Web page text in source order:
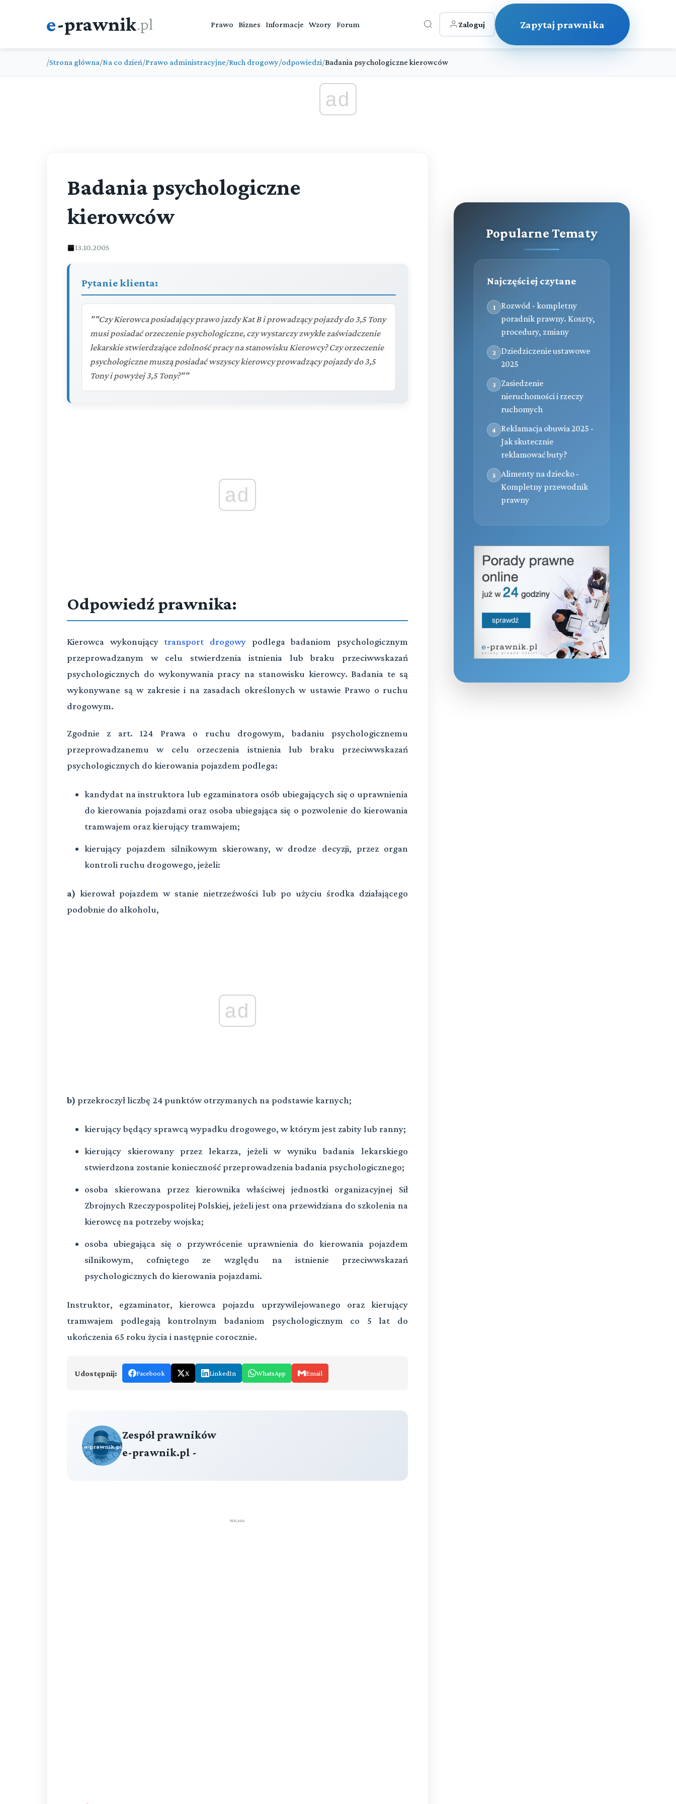
e-prawnik.pl Prawo Biznes Informacje Wzory Forum Zaloguj Zapytaj prawnika
/Strona główna/Na co dzień/Prawo administracyjne/Ruch drogowy/odpowiedzi/Badania psychologiczne kierowców
ad
Badania psychologiczne
kierowców
13.10.2005
Pytanie klienta:
""Czy Kierowca posiadający prawo jazdy Kat B i prowadzący pojazdy do 3,5 Tony
musi posiadać orzeczenie psychologiczne, czy wystarczy zwykłe zaświadczenie
lekarskie stwierdzające zdolność pracy na stanowisku Kierowcy? Czy orzeczenie
psychologiczne muszą posiadać wszyscy kierowcy prowadzący pojazdy do 3,5
Tony i powyżej 3,5 Tony?""
ad
Odpowiedź prawnika:
Kierowca wykonujący transport drogowy podlega badaniom psychologicznym
przeprowadzanym w celu stwierdzenia istnienia lub braku przeciwwskazań
psychologicznych do wykonywania pracy na stanowisku kierowcy. Badania te są
wykonywane są w zakresie i na zasadach określonych w ustawie Prawo o ruchu
drogowym.
Zgodnie z art.
124 Prawa o ruchu drogowym, badaniu psychologicznemu
przeprowadzanemu w celu orzeczenia istnienia lub braku przeciwwskazań
psychologicznych do kierowania pojazdem podlega:
kandydat na instruktora lub egzaminatora osób ubiegających się o uprawnienia
do kierowania pojazdami oraz osoba ubiegająca się o pozwolenie do kierowania
tramwajem oraz kierujący tramwajem;
kierujący pojazdem silnikowym skierowany, w drodze decyzji, przez organ
kontroli ruchu drogowego, jeżeli:
a) kierował pojazdem w stanie nietrzeźwości lub po użyciu środka działającego
podobnie do alkoholu,
ad
b) przekroczył liczbę 24 punktów otrzymanych na podstawie karnych;
kierujący będący sprawcą wypadku drogowego, w którym jest zabity lub ranny;
kierujący skierowany przez lekarza, jeżeli w wyniku badania lekarskiego
stwierdzona zostanie konieczność przeprowadzenia badania psychologicznego;
osoba skierowana przez kierownika właściwej jednostki organizacyjnej Sił
Zbrojnych Rzeczypospolitej Polskiej, jeżeli jest ona przewidziana do szkolenia na
kierowcę na potrzeby wojska;
osoba ubiegająca się o przywrócenie uprawnienia do kierowania pojazdem
silnikowym, cofniętego ze względu na istnienie przeciwwskazań
psychologicznych do kierowania pojazdami.
Instruktor, egzaminator, kierowca pojazdu uprzywilejowanego oraz kierujący
tramwajem podlegają kontrolnym badaniom psychologicznym co 5 lat do
ukończenia 65 roku życia i następnie corocznie.
Udostępnij: Facebook X LinkedIn WhatsApp Email
Zespół prawników
e-prawnik.pl -
REKLAMA
Popularne Tematy
Najczęściej czytane
1
Rozwód - kompletny
poradnik prawny. Koszty,
procedury, zmiany
2
Dziedziczenie ustawowe
2025
3
Zasiedzenie
nieruchomości i rzeczy
ruchomych
4
Reklamacja obuwia 2025 -
Jak skutecznie
reklamować buty?
5
Alimenty na dziecko -
Kompletny przewodnik
prawny